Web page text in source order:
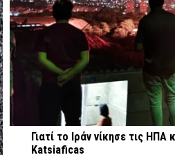
Γιατί το Ιράν νίκησε τις
Katsiaficas